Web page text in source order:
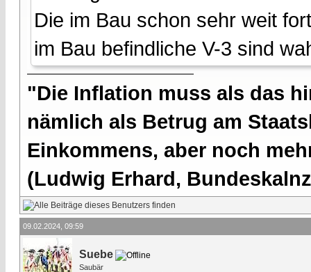
Die im Bau schon sehr weit
im Bau befindliche V-3 sind
"Die Inflation muss als das
nämlich als Betrug am
Einkommens, aber noch
(Ludwig Erhard,
09.02.2024, 09:59
Suebe
Saubär